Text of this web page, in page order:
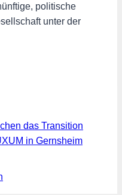
politische
unter der
das Transition
in Gernsheim